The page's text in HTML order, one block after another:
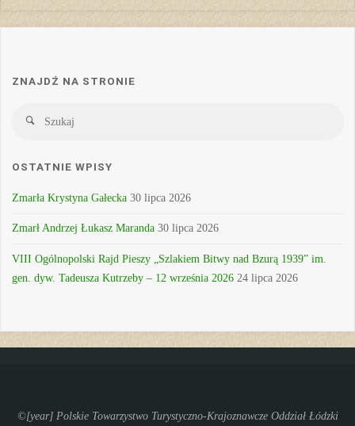
ZNAJDŹ NA STRONIE
Szukaj
OSTATNIE WPISY
Zmarła Krystyna Gałecka 30 lipca 2026
Zmarł Andrzej Łukasz Maranda 30 lipca 2026
VIII Ogólnopolski Rajd Pieszy „Szlakiem Bitwy nad Bzurą 1939” im.
gen. dyw. Tadeusza Kutrzeby – 12 września 2026 24 lipca 2026
©[year] Polskie Towarzystwo Turystyczno-Krajoznawcze Oddział Łódzki